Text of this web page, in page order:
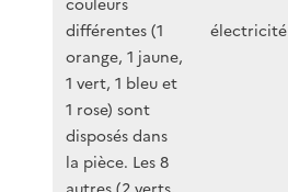
différentes (1
orange, 1 jaune,
1 vert, 1 bleu et
1 rose) sont
disposés dans
la pièce. Les 8
électricité